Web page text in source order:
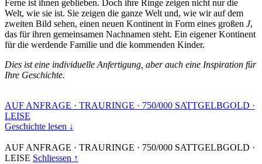
Ferne ist ihnen geblieben. Doch ihre Ringe zeigen nicht nur die
Welt, wie sie ist. Sie zeigen die ganze Welt und, wie wir auf dem
zweiten Bild sehen, einen neuen Kontinent in Form eines großen J,
das für ihren gemeinsamen Nachnamen steht. Ein eigener Kontinent
für die werdende Familie und die kommenden Kinder.
Dies ist eine individuelle Anfertigung, aber auch eine Inspiration für
Ihre Geschichte.
AUF ANFRAGE · TRAURINGE · 750/000 SATTGELBGOLD ·
LEISE
Geschichte lesen ↓
AUF ANFRAGE · TRAURINGE · 750/000 SATTGELBGOLD ·
LEISE Schliessen ↑